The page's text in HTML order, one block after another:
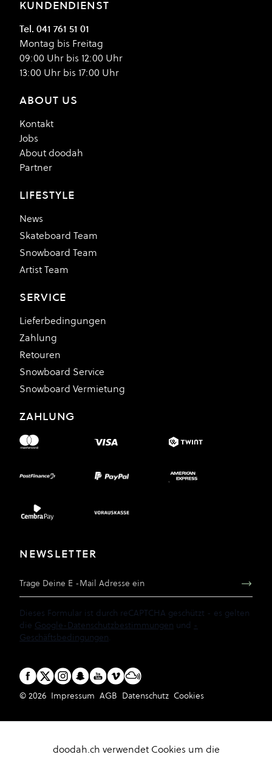
KUNDENDIENST
Tel. 041 761 51 01
Montag bis Freitag
09:00 Uhr bis 12:00 Uhr
13:00 Uhr bis 17:00 Uhr
ABOUT US
Kontakt
Jobs
About doodah
Partner
LIFESTYLE
News
Skateboard Team
Snowboard Team
Artist Team
SERVICE
Lieferbedingungen
Zahlung
Retouren
Snowboard Service
Snowboard Vermietung
ZAHLUNG
NEWSLETTER
Dieses Formular ist durch reCAPTCHA geschützt - es gelten
die Google-Datenschutzbestimmungen und -
Geschäftsbedingungen.
© 2026 Impressum AGB Datenschutz Cookies
doodah.ch verwendet Cookies um die